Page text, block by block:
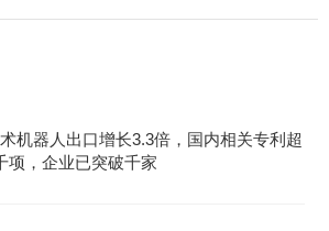
机器人出口增长3.3倍，国内相关专利超
项，企业已突破千家